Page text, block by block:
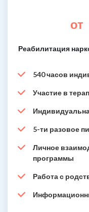
от
Реабилитация
540 часов
Участие в
5-ти разовое
Личное
программы
Работа с